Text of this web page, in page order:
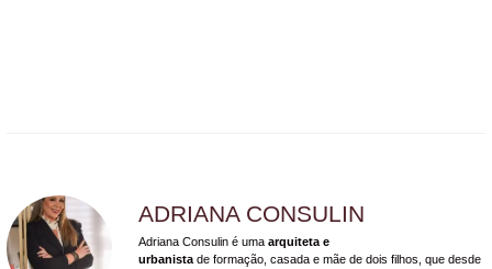
ADRIANA CONSULIN
Adriana Consulin é uma arquiteta e
urbanista de formação, casada e mãe de dois filhos, que desde